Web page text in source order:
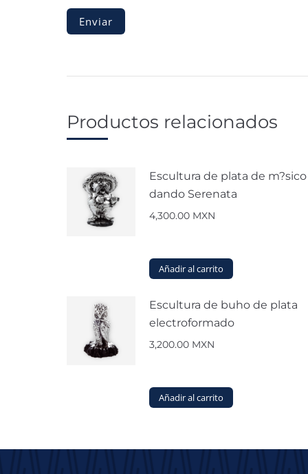
Productos relacionados
Escultura de plata de m?sico
dando Serenata
4,300.00 MXN
Añadir al carrito
Escultura de buho de plata
electroformado
3,200.00 MXN
Añadir al carrito